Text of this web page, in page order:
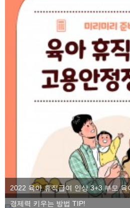
경제력 키우는 방법 TIP!